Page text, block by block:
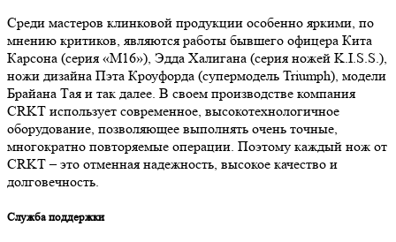
Среди мастеров клинковой продукции особенно яркими, по
мнению критиков, являются работы бывшего офицера Кита
Карсона (серия «М16»), Эдда Халигана (серия ножей K.I.S.S.),
ножи дизайна Пэта Кроуфорда (супермодель Triumph), модели
Брайана Тая и так далее. В своем производстве компания
CRKT использует современное, высокотехнологичное
оборудование, позволяющее выполнять очень точные,
многократно повторяемые операции. Поэтому каждый нож от
CRKT – это отменная надежность, высокое качество и
долговечность.
Служба поддержки